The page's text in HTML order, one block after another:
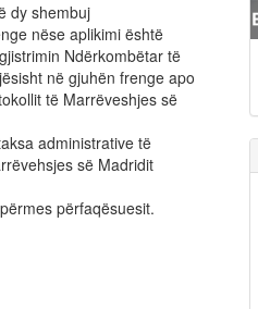
dy shembuj
nëse aplikimi është
Ndërkombëtar të
në gjuhën frenge apo
të Marrëveshjes së
administrative të
së Madridit
përfaqësuesit.